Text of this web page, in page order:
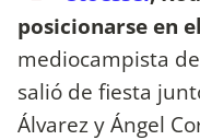
posicionarse en
mediocampista
salió de fiesta
Álvarez y Ángel